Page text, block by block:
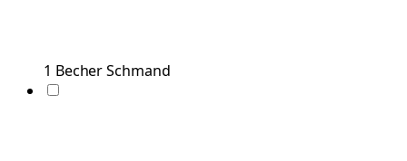
1 BecherSchmand